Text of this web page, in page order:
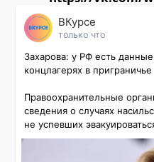
ВКурсе
только что
Захарова: у РФ есть
концлагерях в приграничье
Правоохранительные
сведения о случаях
не успевших